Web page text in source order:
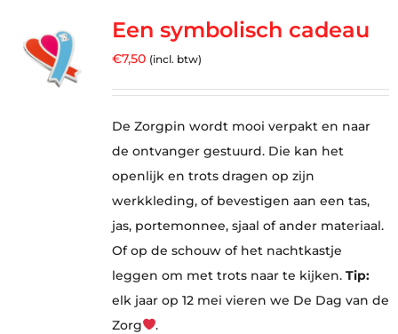
Een symbolisch cadeau
€7,50 (incl. btw)
De Zorgpin wordt mooi verpakt en naar
de ontvanger gestuurd. Die kan het
openlijk en trots dragen op zijn
werkkleding, of bevestigen aan een tas,
jas, portemonnee, sjaal of ander materiaal.
Of op de schouw of het nachtkastje
leggen om met trots naar te kijken. Tip:
elk jaar op 12 mei vieren we De Dag van de
Zorg
.